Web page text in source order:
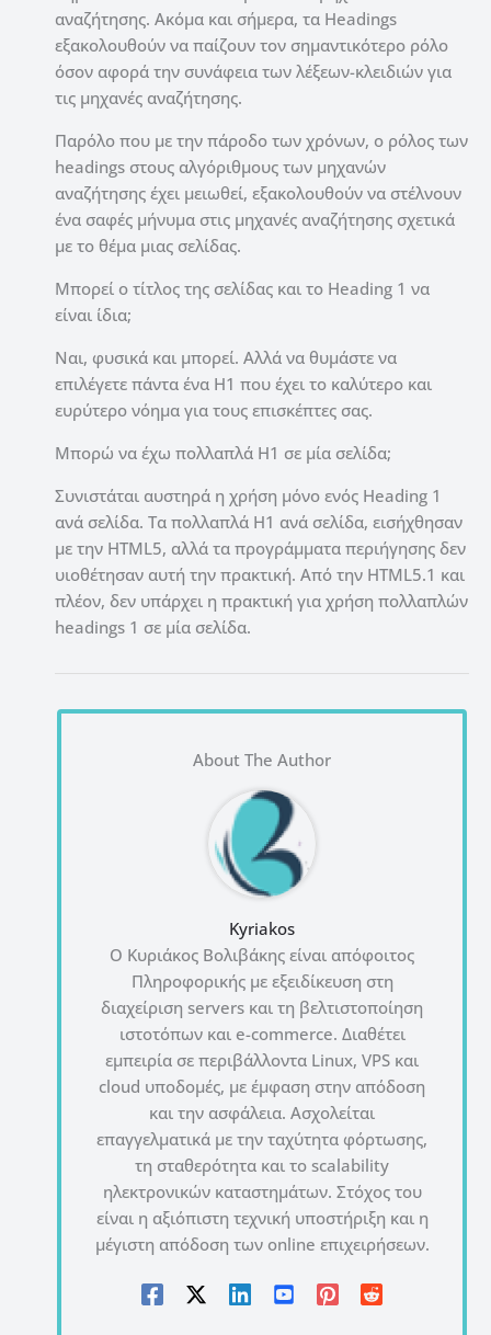
αναζήτησης. Ακόμα και σήμερα, τα Headings
εξακολουθούν να παίζουν τον σημαντικότερο ρόλο
όσον αφορά την συνάφεια των λέξεων-κλειδιών για
τις μηχανές αναζήτησης.
Παρόλο που με την πάροδο των χρόνων, ο ρόλος των
headings στους αλγόριθμους των μηχανών
αναζήτησης έχει μειωθεί, εξακολουθούν να στέλνουν
ένα σαφές μήνυμα στις μηχανές αναζήτησης σχετικά
με το θέμα μιας σελίδας.
Μπορεί ο τίτλος της σελίδας και το Heading 1 να
είναι ίδια;
Ναι, φυσικά και μπορεί. Αλλά να θυμάστε να
επιλέγετε πάντα ένα H1 που έχει το καλύτερο και
ευρύτερο νόημα για τους επισκέπτες σας.
Μπορώ να έχω πολλαπλά H1 σε μία σελίδα;
Συνιστάται αυστηρά η χρήση μόνο ενός Heading 1
ανά σελίδα. Τα πολλαπλά H1 ανά σελίδα, εισήχθησαν
με την HTML5, αλλά τα προγράμματα περιήγησης δεν
υιοθέτησαν αυτή την πρακτική. Από την HTML5.1 και
πλέον, δεν υπάρχει η πρακτική για χρήση πολλαπλών
headings 1 σε μία σελίδα.
About The Author
Kyriakos
Ο Κυριάκος Βολιβάκης είναι απόφοιτος
Πληροφορικής με εξειδίκευση στη
διαχείριση servers και τη βελτιστοποίηση
ιστοτόπων και e-commerce. Διαθέτει
εμπειρία σε περιβάλλοντα Linux, VPS και
cloud υποδομές, με έμφαση στην απόδοση
και την ασφάλεια. Ασχολείται
επαγγελματικά με την ταχύτητα φόρτωσης,
τη σταθερότητα και το scalability
ηλεκτρονικών καταστημάτων. Στόχος του
είναι η αξιόπιστη τεχνική υποστήριξη και η
μέγιστη απόδοση των online επιχειρήσεων.